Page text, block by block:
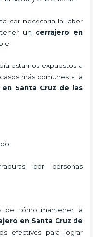
ser necesaria la labor
tener un cerrajero en
estamos expuestos a
más comunes a la
Santa Cruz de las
por personas
de cómo mantener la
en Santa Cruz de
efectivos para lograr